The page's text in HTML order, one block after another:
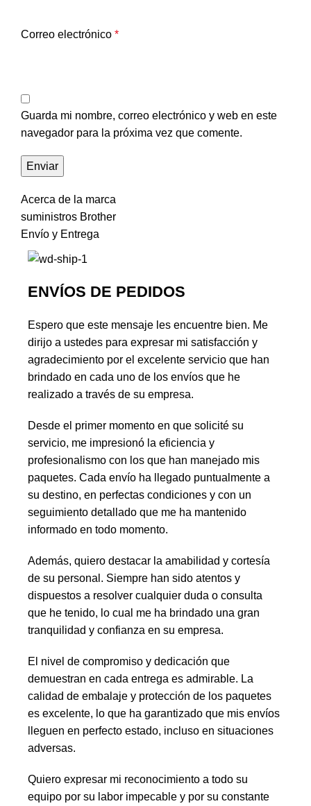
Correo electrónico *
Guarda mi nombre, correo electrónico y web en este
navegador para la próxima vez que comente.
Acerca de la marca
suministros Brother
Envío y Entrega
ENVÍOS DE PEDIDOS
Espero que este mensaje les encuentre bien. Me
dirijo a ustedes para expresar mi satisfacción y
agradecimiento por el excelente servicio que han
brindado en cada uno de los envíos que he
realizado a través de su empresa.
Desde el primer momento en que solicité su
servicio, me impresionó la eficiencia y
profesionalismo con los que han manejado mis
paquetes. Cada envío ha llegado puntualmente a
su destino, en perfectas condiciones y con un
seguimiento detallado que me ha mantenido
informado en todo momento.
Además, quiero destacar la amabilidad y cortesía
de su personal. Siempre han sido atentos y
dispuestos a resolver cualquier duda o consulta
que he tenido, lo cual me ha brindado una gran
tranquilidad y confianza en su empresa.
El nivel de compromiso y dedicación que
demuestran en cada entrega es admirable. La
calidad de embalaje y protección de los paquetes
es excelente, lo que ha garantizado que mis envíos
lleguen en perfecto estado, incluso en situaciones
adversas.
Quiero expresar mi reconocimiento a todo su
equipo por su labor impecable y por su constante